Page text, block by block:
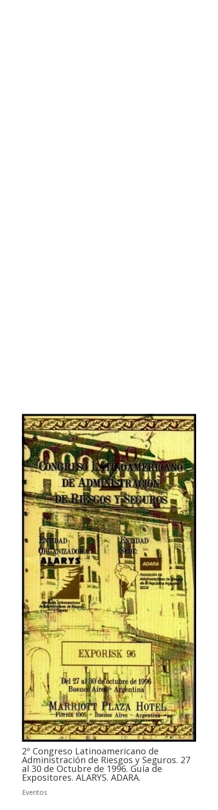
2º Congreso Latinoamericano de
Administración de Riesgos y Seguros. 27
al 30 de Octubre de 1996. Guía de
Expositores. ALARYS. ADARA.
Eventos